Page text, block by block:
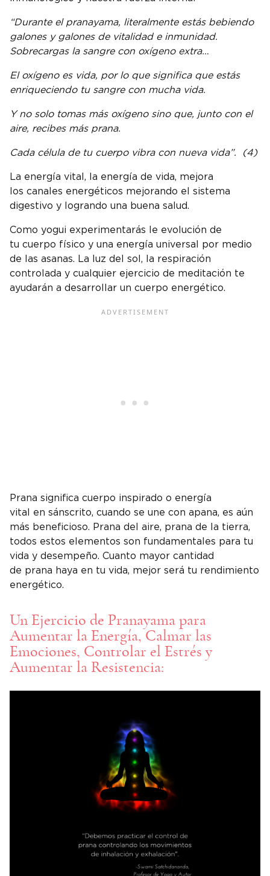
“Durante el pranayama, literalmente estás bebiendo
galones y galones de vitalidad e inmunidad.
Sobrecargas la sangre con oxígeno extra…
El oxígeno es vida, por lo que significa que estás
enriqueciendo tu sangre con mucha vida.
Y no solo tomas más oxígeno sino que, junto con el
aire, recibes más prana.
Cada célula de tu cuerpo vibra con nueva vida”. (4)
La energía vital, la energía de vida, mejora
los canales energéticos mejorando el sistema
digestivo y logrando una buena salud.
Como yogui experimentarás le evolución de
tu cuerpo físico y una energía universal por medio
de las asanas. La luz del sol, la respiración
controlada y cualquier ejercicio de meditación te
ayudarán a desarrollar un cuerpo energético.
Prana significa cuerpo inspirado o energía
vital en sánscrito, cuando se une con apana, es aún
más beneficioso. Prana del aire, prana de la tierra,
todos estos elementos son fundamentales para tu
vida y desempeño. Cuanto mayor cantidad
de prana haya en tu vida, mejor será tu rendimiento
energético.
Un Ejercicio de Pranayama para
Aumentar la Energía, Calmar las
Emociones, Controlar el Estrés y
Aumentar la Resistencia: